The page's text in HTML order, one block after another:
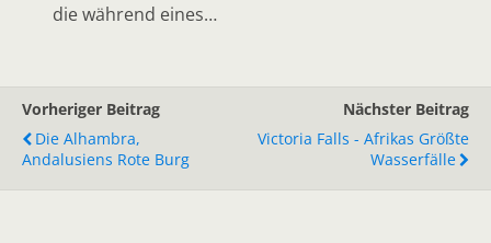
die während eines…
Vorheriger Beitrag
Die Alhambra,
Andalusiens Rote Burg
Nächster Beitrag
Victoria Falls - Afrikas Größte
Wasserfälle